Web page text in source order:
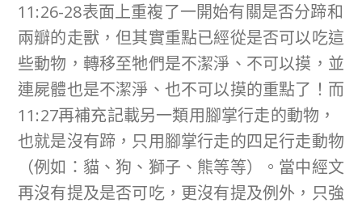
11:26-28表面上重複了一開始有關是否分蹄和
兩瓣的走獸，但其實重點已經從是否可以吃這
些動物，轉移至牠們是不潔淨、不可以摸，並
連屍體也是不潔淨、也不可以摸的重點了！而
11:27再補充記載另一類用腳掌行走的動物，
也就是沒有蹄，只用腳掌行走的四足行走動物
（例如：貓、狗、獅子、熊等等）。當中經文
再沒有提及是否可吃，更沒有提及例外，只強